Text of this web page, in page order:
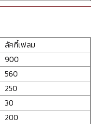
ลัคกี้เฟลม
900
560
250
30
200